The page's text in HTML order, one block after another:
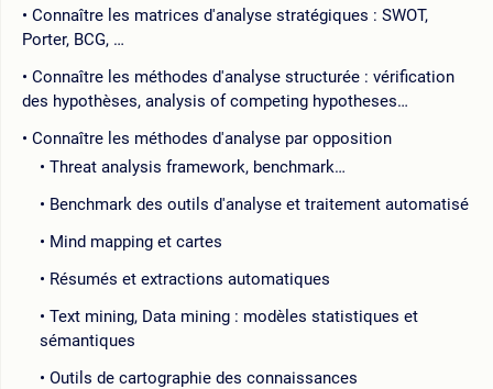
Connaître les matrices d'analyse stratégiques : SWOT,
Porter, BCG, …
Connaître les méthodes d'analyse structurée : vérification
des hypothèses, analysis of competing hypotheses…
Connaître les méthodes d'analyse par opposition
Threat analysis framework, benchmark…
Benchmark des outils d'analyse et traitement automatisé
Mind mapping et cartes
Résumés et extractions automatiques
Text mining, Data mining : modèles statistiques et
sémantiques
Outils de cartographie des connaissances